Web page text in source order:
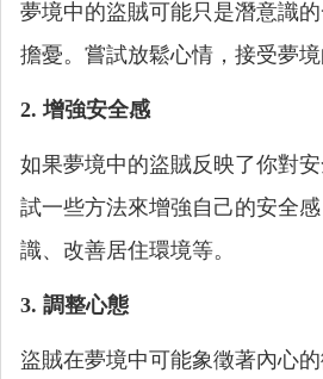
夢境中的盜賊可能只是潛意識
擔憂。嘗試放鬆心情，接受夢境
2. 增強安全感
如果夢境中的盜賊反映了你對
試一些方法來增強自己的安全
識、改善居住環境等。
3. 調整心態
盜賊在夢境中可能象徵著內心